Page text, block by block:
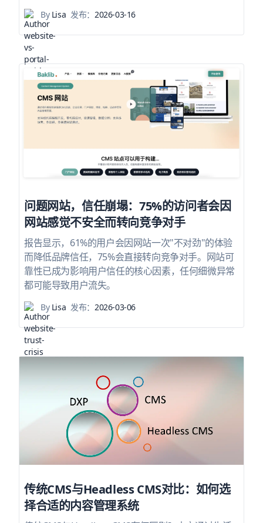
ByLisa 发布：2026-03-16
问题网站，信任崩塌：75%的访问者会因
网站感觉不安全而转向竞争对手
报告显示，61%的用户会因网站一次"不对劲"的体验
而降低品牌信任，75%会直接转向竞争对手。网站可
靠性已成为影响用户信任的核心因素，任何细微异常
都可能导致用户流失。
ByLisa 发布：2026-03-06
传统CMS与Headless CMS对比：如何选
择合适的内容管理系统